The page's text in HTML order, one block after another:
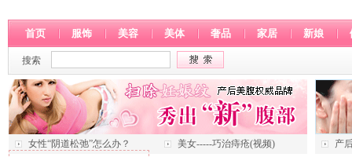
首页 服饰 美容 美体 奢品 家居 新娘
搜索
女性“阴道松弛”怎么办？ 美女-----巧治痔疮(视频)
产